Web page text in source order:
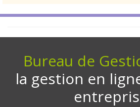
Bureau de
la gestion en